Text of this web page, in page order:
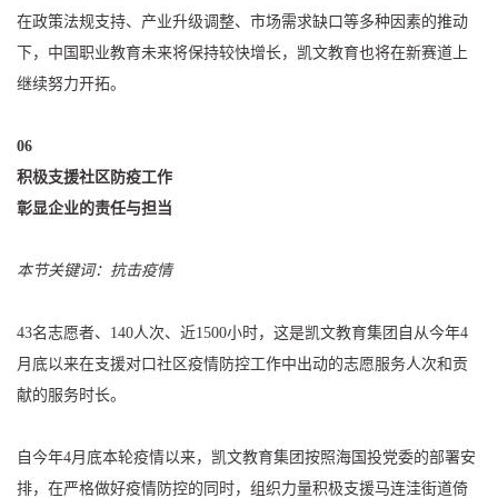
在政策法规支持、产业升级调整、市场需求缺口等多种因素的推动
下，中国职业教育未来将保持较快增长，凯文教育也将在新赛道上
继续努力开拓。
06
积极支援社区防疫工作
彰显企业的责任与担当
本节关键词：抗击疫情
43名志愿者、140人次、近1500小时，这是凯文教育集团自从今年4
月底以来在支援对口社区疫情防控工作中出动的志愿服务人次和贡
献的服务时长。
自今年4月底本轮疫情以来，凯文教育集团按照海国投党委的部署安
排，在严格做好疫情防控的同时，组织力量积极支援马连洼街道倚